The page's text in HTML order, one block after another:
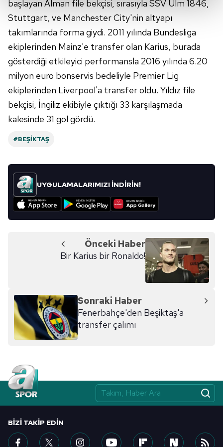
Her halükârda, kullanıcılar, bu çerezlere izin vermedikleri
takdirde, kullanıcılara hedefli reklamlar
gösterilmeyecektir."
Sizlere daha iyi bir hizmet sunabilmek için İnternet
Sitemizde kendimize ve üçüncü kişilere ait çerezler
kullanılmaktadır. Bu çerezler vasıtasıyla çeşitli kişisel
verileriniz işlenmekte olup gerekli olan çerezler bilgi
toplumu hizmetlerinin sunulması amacıyla
kullanılmaktadır. Diğer çerezler, sitemizin daha işlevsel
kılınması ve kişiselleştirilmesi ve sizlere yönelik
sınırlı olarak açık rızanız dahilinde kullanılacaktır.
Çerezlere ilişkin tercihlerinizi aşağıda yer alan panel
vasıtasıyla belirleyebilirsiniz. Çerezlere ilişkin detaylı bilgi
için Ayarlar butonuna tıklayabilir,Çerez Bilgilendirme
Metnimiziziyaret edebilirsiniz.
6698 sayılı Kişisel Verilerin Korunması Kanunu uyarınca
hazırlanmış Aydınlatma Metnimizi okumak ve sitemizde
ilgili mevzuata uygun olarak kullanılan çerezlerle ilgili bilgi
başlayan Alman file bekçisi, sırasıyla SSV Ulm 1846,
Stuttgart, ve Manchester City'nin altyapı
takımlarında forma giydi. 2011 yılında Bundesliga
ekiplerinden Mainz'e transfer olan Karius, burada
gösterdiği etkileyici performansla 2016 yılında 6.20
milyon euro bonservis bedeliyle Premier Lig
ekiplerinden Liverpool'a transfer oldu. Yıldız file
bekçisi, İngiliz ekibiyle çıktığı 33 karşılaşmada
kalesinde 31 gol gördü.
#BEŞIKTAŞ
UYGULAMALARIMIZI İNDİRİN!
Önceki Haber
Bir Karius bir Ronaldo!
Sonraki Haber
Fenerbahçe'den Beşiktaş'a
transfer çalımı
BIZI TAKIP EDIN